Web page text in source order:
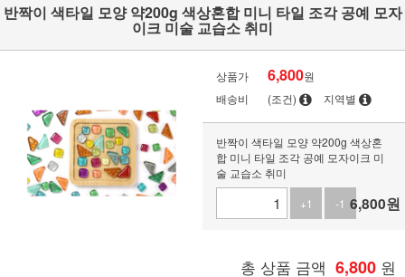
반짝이 색타일 모양 약200g 색상혼합 미니 타일 조각 공예 모자
이크 미술 교습소 취미
상품가 6,800원
배송비
(조건) 지역별
반짝이 색타일 모양 약200g 색상혼
합 미니 타일 조각 공예 모자이크 미
술 교습소 취미
+1
-1 6,800원
총 상품 금액 6,800 원